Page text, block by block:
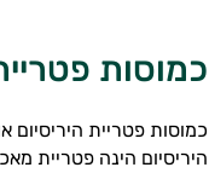
כמוסות
כמוסות פטריית